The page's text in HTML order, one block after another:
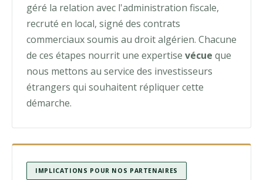
géré la relation avec l'administration fiscale,
recruté en local, signé des contrats
commerciaux soumis au droit algérien. Chacune
de ces étapes nourrit une expertise vécue que
nous mettons au service des investisseurs
étrangers qui souhaitent répliquer cette
démarche.
IMPLICATIONS POUR NOS PARTENAIRES